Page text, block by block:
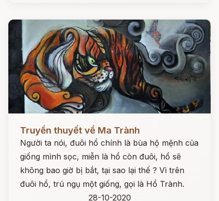
Đọc ngay
Truyền thuyết về Ma Trành
Người ta nói, đuôi hổ chính là bùa hộ mệnh của
giống mình sọc, miễn là hổ còn đuôi, hổ sẽ
không bao giờ bị bắt, tại sao lại thế ? Vì trên
đuôi hổ, trú ngụ một giống, gọi là Hổ Trành.
28-10-2020